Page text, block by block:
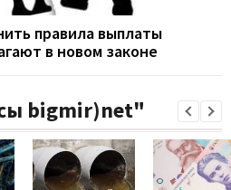
правила выплаты
в новом законе
bigmir)net"